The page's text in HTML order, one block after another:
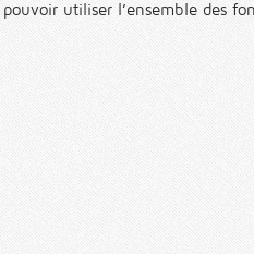
utiliser l’ensemble des